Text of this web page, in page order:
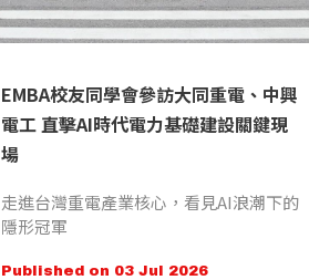
EMBA校友同學會參訪大同重電、中興
電工 直擊AI時代電力基礎建設關鍵現
場
走進台灣重電產業核心，看見AI浪潮下的
隱形冠軍
Published on 03 Jul 2026